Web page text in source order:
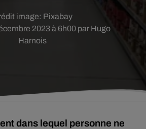
2023 à 6h00 par Hugo
Harnois
image: Pixabay
dans lequel personne ne